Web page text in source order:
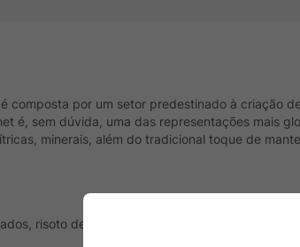
composta por um setor predestinado à criação
é, sem dúvida, uma das representações mais
minerais, além do tradicional toque de
risoto de funghi, pratos da cozinha